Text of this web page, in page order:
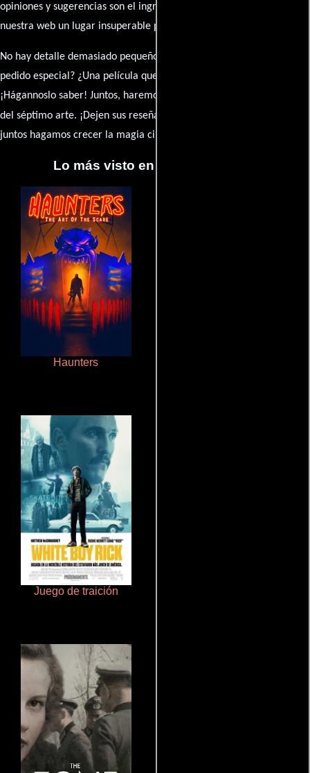
opiniones y sugerencias son el ingrediente secreto que hará de
nuestra web un lugar insuperable para los amantes del celuloide.
No hay detalle demasiado pequeño ni opinión insignificante. ¿Algún
pedido especial? ¿Una película que sueñas con ver reseñada?
¡Hágannoslo saber! Juntos, haremos de esta comunidad el epicentro
del séptimo arte. ¡Dejen sus reseña en la
juntos hagamos crecer la magia cinematográfica!
Lo más visto en Cineyseries.net
Haunters
Juego de traición